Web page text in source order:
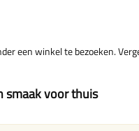
een winkel te bezoeken.
smaak voor thuis